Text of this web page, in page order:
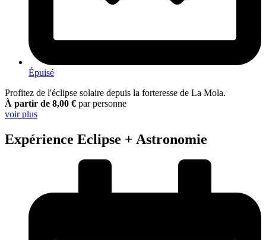
Épuisé
Profitez de l'éclipse solaire depuis la forteresse de La Mola.
À partir de 8,00 € par personne
voir plus
Expérience Eclipse + Astronomie